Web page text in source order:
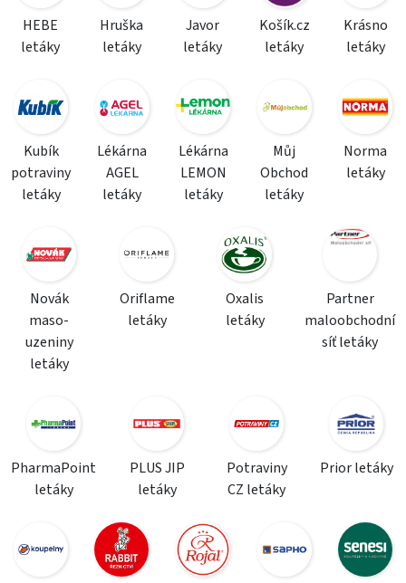
HEBE
letáky
Hruška
letáky
Javor
letáky
Košík.cz
letáky
Krásno
letáky
Kubík
potraviny
letáky
Lékárna
AGEL
letáky
Lékárna
LEMON
letáky
Můj
Obchod
letáky
Norma
letáky
Novák
maso-
uzeniny
letáky
Oriflame
letáky
Oxalis
letáky
Partner
maloobchodní
síť letáky
PharmaPoint
letáky
PLUS JIP
letáky
Potraviny
CZ letáky
Prior letáky